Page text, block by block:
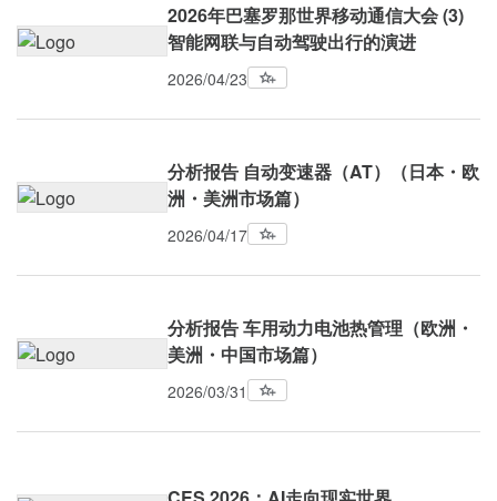
2026年巴塞罗那世界移动通信大会 (3)
智能网联与自动驾驶出行的演进
2026/04/23
分析报告 自动变速器（AT）（日本・欧
洲・美洲市场篇）
2026/04/17
分析报告 车用动力电池热管理（欧洲・
美洲・中国市场篇）
2026/03/31